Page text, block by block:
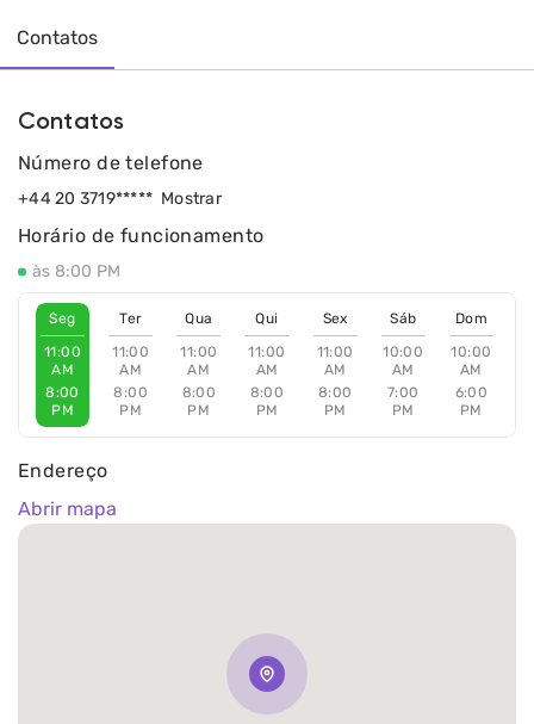
Contatos
Contatos
Endereço
Abrir mapa
Horário de funcionamento
às 8:00 PM
Seg
11:00
AM
8:00
PM
Ter
11:00
AM
8:00
PM
Qua
11:00
AM
8:00
PM
Qui
11:00
AM
8:00
PM
Sex
11:00
AM
8:00
PM
Sáb
10:00
AM
7:00
PM
Dom
10:00
AM
6:00
PM
Número de telefone
+44 20 3719***** Mostrar